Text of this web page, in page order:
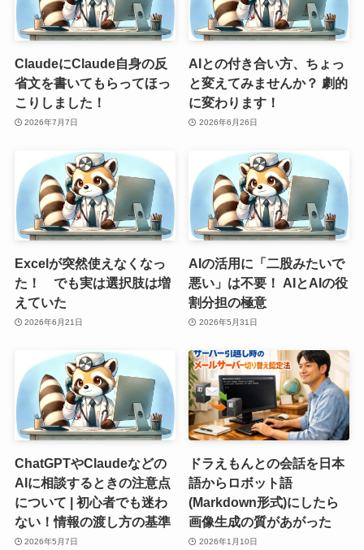
ClaudeにClaude自身の反
省文を書いてもらってほっ
こりしました！
2026年7月7日
AIとの付き合い方、ちょっ
と変えてみませんか？ 劇的
に変わります！
2026年6月26日
Excelが突然使えなくなっ
た！ でも実は選択肢は増
えていた
2026年6月21日
AIの活用に「二股みたいで
悪い」は不要！ AIとAIの役
割分担の極意
2026年5月31日
ChatGPTやClaudeなどの
AIに相談するときの注意点
について | 初心者でも迷わ
ない！情報の渡し方の基準
2026年5月7日
ドラえもんとの会話を日本
語からロボット語
(Markdown形式)にしたら
画像生成の質があがった
2026年1月10日